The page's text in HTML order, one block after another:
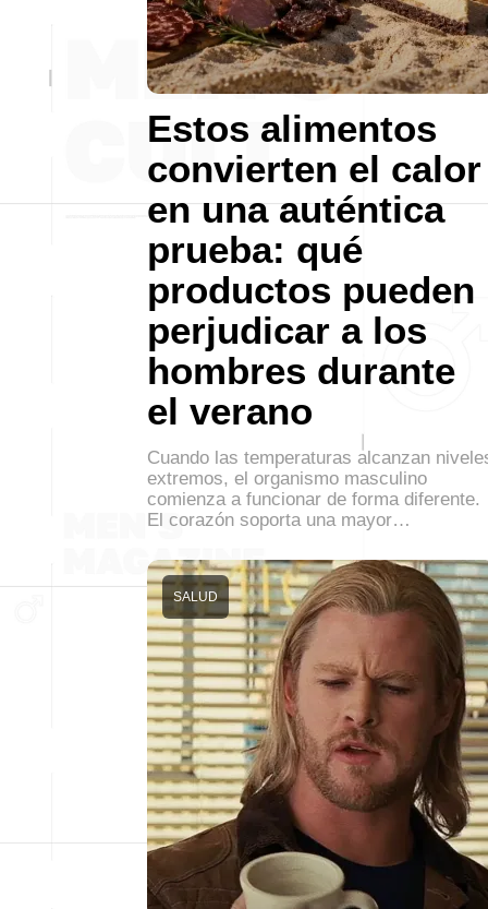
Estos alimentos
convierten el calor
en una auténtica
prueba: qué
productos pueden
perjudicar a los
hombres durante
el verano
Cuando las temperaturas alcanzan
extremos, el organismo masculino
comienza a funcionar de forma diferente.
El corazón soporta una mayor…
SALUD